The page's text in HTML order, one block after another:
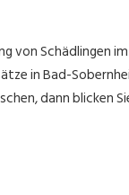
von Schädlingen
in Bad-
dann blicken